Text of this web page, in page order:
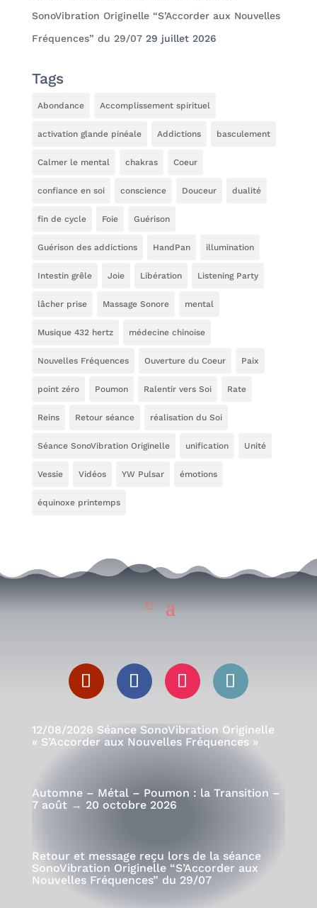
SonoVibration Originelle “S’Accorder aux Nouvelles
Fréquences” du 29/07 29 juillet 2026
Tags
Abondance Accomplissement spirituel
activation glande pinéale Addictions basculement
Calmer le mental chakras Coeur
confiance en soi conscience Douceur dualité
fin de cycle Foie Guérison
Guérison des addictions HandPan illumination
Intestin grêle Joie Libération Listening Party
lâcher prise Massage Sonore mental
Musique 432 hertz médecine chinoise
Nouvelles Fréquences Ouverture du Coeur Paix
point zéro Poumon Ralentir vers Soi Rate
Reins Retour séance réalisation du Soi
Séance SonoVibration Originelle unification Unité
Vessie Vidéos YW Pulsar émotions
équinoxe printemps
12/08/2026 Séance SonoVibration Originelle
« S’Accorder aux Nouvelles Fréquences »
Automne – Métal – Poumon : la Transition –
7 août → 20 octobre 2026
Retour et message reçu lors de la séance
SonoVibration Originelle “S’Accorder aux
Nouvelles Fréquences” du 29/07